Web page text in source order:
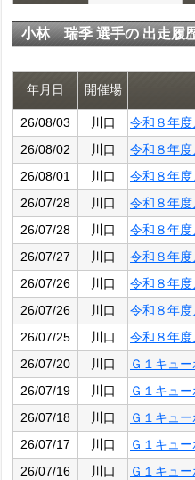
小林 瑞季 選手の 出走履
年月日 開催場
26/08/03 川口
令和８年
26/08/02
川口
令和８年
26/08/01
川口
令和８年
26/07/28
川口
令和８年
26/07/28
川口
令和８年
26/07/27
川口
令和８年
26/07/26
川口
令和８年
26/07/26
川口
令和８年
26/07/25
川口
令和８年
26/07/20
川口
Ｇ１キュ
26/07/19
川口
Ｇ１キュ
26/07/18
川口
Ｇ１キュ
26/07/17
川口
Ｇ１キュ
26/07/16
川口
Ｇ１キュ